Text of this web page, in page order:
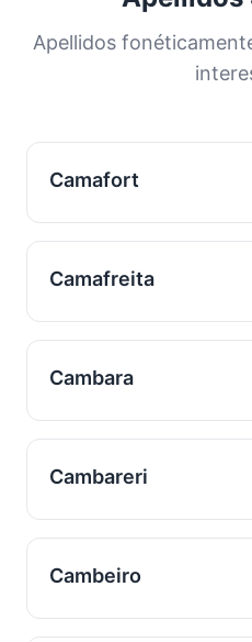
Esta distribución nos
orígenes y la historia
Apellidos
Camafort
Camafreita
Cambara
Cambareri
Cambeiro